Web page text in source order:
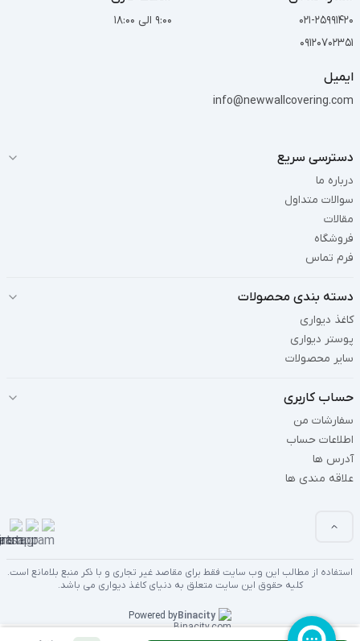
021-25991420
09120702351
9:00 الی 18:00
ایمیل
info@newwallcovering.com
دسترسی سریع
درباره ما
سوالات متداول
مقالات
فروشگاه
فرم تماس
دسته بندی محصولات
کاغذ دیواری
پوستر دیواری
سایر محصولات
حساب کاربری
سفارشات من
اطلاعات حساب
آدرس ها
علاقه مندی ها
استفاده از مطالب این وب سایت فقط برای مقاصد غیر تجاری و با ذکر منبع بلامانع است.
کلیه حقوق این سایت متعلق به دنیای کاغذ دیواری می باشد.
Powered byBinacity